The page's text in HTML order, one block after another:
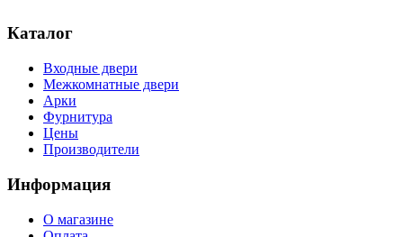
Каталог
Входные двери
Межкомнатные двери
Арки
Фурнитура
Цены
Производители
Информация
О магазине